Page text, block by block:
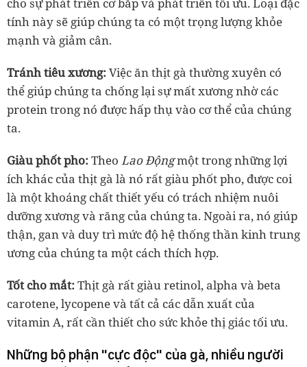
cho sự phát triển cơ bắp và phát triển tối ưu. Loại đặc
tính này sẽ giúp chúng ta có một trọng lượng khỏe
mạnh và giảm cân.
Tránh tiêu xương:Việc ăn thịt gà thường xuyên có
thể giúp chúng ta chống lại sự mất xương nhờ các
protein trong nó được hấp thụ vào cơ thể của chúng
ta.
Giàu phốt pho:Theo Lao Độngmột trong những lợi
ích khác của thịt gà là nó rất giàu phốt pho, được coi
là một khoáng chất thiết yếu có trách nhiệm nuôi
dưỡng xương và răng của chúng ta. Ngoài ra, nó giúp
thận, gan và duy trì mức độ hệ thống thần kinh trung
ương của chúng ta một cách thích hợp.
Tốt cho mắt:Thịt gà rất giàu retinol, alpha và beta
carotene, lycopene và tất cả các dẫn xuất của
vitamin A, rất cần thiết cho sức khỏe thị giác tối ưu.
Những bộ phận "cực độc" của gà, nhiều người